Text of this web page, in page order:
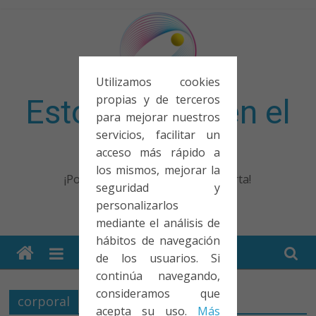
Utilizamos cookies
propias y de terceros
para mejorar nuestros
servicios, facilitar un
acceso más rápido a
los mismos, mejorar la
seguridad y
personalizarlos
mediante el análisis de
hábitos de navegación
de los usuarios. Si
continúa navegando,
consideramos que
acepta su uso. Más
Esto no entra en el
examen
¡Porque no solo el examen importa!
corporal